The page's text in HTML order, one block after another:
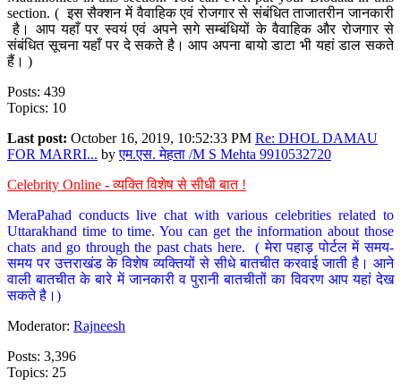
section. ( इस सैक्शन में वैवाहिक एवं रोजगार से संबंधित ताजातरीन जानकारी
है। आप यहाँ पर स्वयं एवं अपने सगे सम्बंधियों के वैवाहिक और रोजगार से
संबंधित सूचना यहाँ पर दे सकते है। आप अपना बायो डाटा भी यहां डाल सकते
हैं। )
Posts: 439
Topics: 10
Last post: October 16, 2019, 10:52:33 PM Re: DHOL DAMAU
FOR MARRI... byएम.एस. मेहता /M S Mehta 9910532720
Celebrity Online - व्यक्ति विशेष से सीधी बात !
MeraPahad conducts live chat with various celebrities related to
Uttarakhand time to time. You can get the information about those
chats and go through the past chats here. ( मेरा पहाड़ पोर्टल में समय-
समय पर उत्तराखंड के विशेष व्यक्तियों से सीधे बातचीत करवाई जाती है। आने
वाली बातचीत के बारे में जानकारी व पुरानी बातचीतों का विवरण आप यहां देख
सकते है।)
Moderator: Rajneesh
Posts: 3,396
Topics: 25